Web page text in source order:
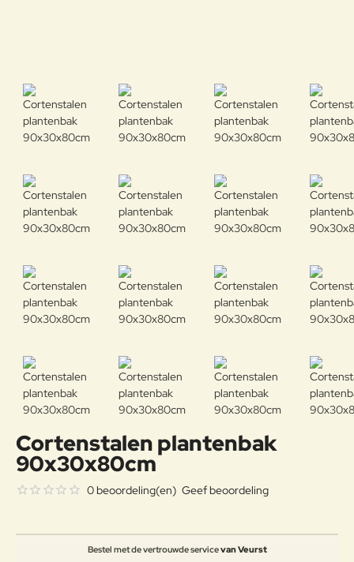
Cortenstalen plantenbak
90x30x80cm
Bestel met de vertrouwde servicevan Veurst
0 beoordeling(en) Geef beoordeling